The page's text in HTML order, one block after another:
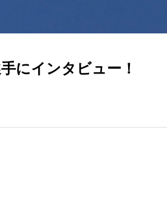
にインタビュー！